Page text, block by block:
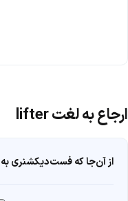
ارجاع به لغت lifter
از آن‌جا که فست‌دیکشنری به